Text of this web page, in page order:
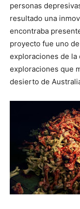
personas
resultado una
encontraba
proyecto fue uno
exploraciones de
exploraciones que
desierto de